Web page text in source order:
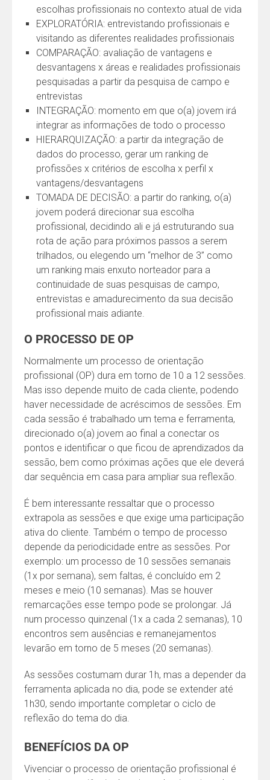
escolhas profissionais no contexto atual de vida
EXPLORATÓRIA: entrevistando profissionais e
visitando as diferentes realidades profissionais
COMPARAÇÃO: avaliação de vantagens e
desvantagens x áreas e realidades profissionais
pesquisadas a partir da pesquisa de campo e
entrevistas
INTEGRAÇÃO: momento em que o(a) jovem irá
integrar as informações de todo o processo
HIERARQUIZAÇÃO: a partir da integração de
dados do processo, gerar um ranking de
profissões x critérios de escolha x perfil x
vantagens/desvantagens
TOMADA DE DECISÃO: a partir do ranking, o(a)
jovem poderá direcionar sua escolha
profissional, decidindo ali e já estruturando sua
rota de ação para próximos passos a serem
trilhados, ou elegendo um “melhor de 3” como
um ranking mais enxuto norteador para a
continuidade de suas pesquisas de campo,
entrevistas e amadurecimento da sua decisão
profissional mais adiante.
O PROCESSO DE OP
Normalmente um processo de orientação
profissional (OP) dura em torno de 10 a 12 sessões.
Mas isso depende muito de cada cliente, podendo
haver necessidade de acréscimos de sessões. Em
cada sessão é trabalhado um tema e ferramenta,
direcionado o(a) jovem ao final a conectar os
pontos e identificar o que ficou de aprendizados da
sessão, bem como próximas ações que ele deverá
dar sequência em casa para ampliar sua reflexão.
É bem interessante ressaltar que o processo
extrapola as sessões e que exige uma participação
ativa do cliente. Também o tempo de processo
depende da periodicidade entre as sessões. Por
exemplo: um processo de 10 sessões semanais
(1x por semana), sem faltas, é concluído em 2
meses e meio (10 semanas). Mas se houver
remarcações esse tempo pode se prolongar. Já
num processo quinzenal (1x a cada 2 semanas), 10
encontros sem ausências e remanejamentos
levarão em torno de 5 meses (20 semanas).
As sessões costumam durar 1h, mas a depender da
ferramenta aplicada no dia, pode se extender até
1h30, sendo importante completar o ciclo de
reflexão do tema do dia.
BENEFÍCIOS DA OP
Vivenciar o processo de orientação profissional é